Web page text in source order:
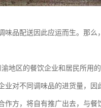
品配送因此应运而生。那么
地区的餐饮企业和居民所用
对不同调味品的进货量，
方，将自有推广出去，与餐